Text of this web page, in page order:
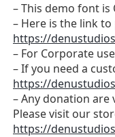
– This demo font is
– Here is the link
https://
– For Corporate
– If you need a
https://
– Any donation
Please visit our
https://